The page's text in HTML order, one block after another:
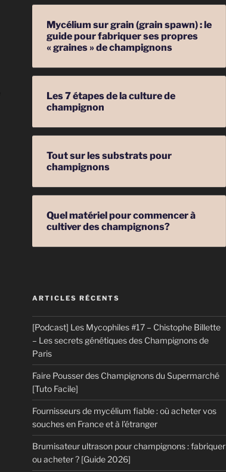
Mycélium sur grain (grain spawn) : le
guide pour fabriquer ses propres
« graines » de champignons
Les 7 étapes de la culture de
champignon
Tout sur les substrats pour
champignons
Quel matériel pour commencer à
cultiver des champignons?
ARTICLES RÉCENTS
[Podcast] Les Mycophiles #17 – Chistophe Billette
– Les secrets génétiques des Champignons de
Paris
Faire Pousser des Champignons du Supermarché
[Tuto Facile]
Fournisseurs de mycélium fiable : où acheter vos
souches en France et à l’étranger
Brumisateur ultrason pour champignons : fabriquer
ou acheter ? [Guide 2026]